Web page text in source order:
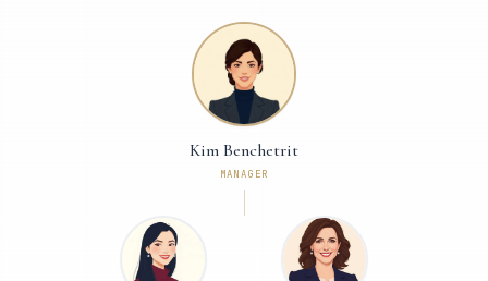
Kim Benchetrit
MANAGER